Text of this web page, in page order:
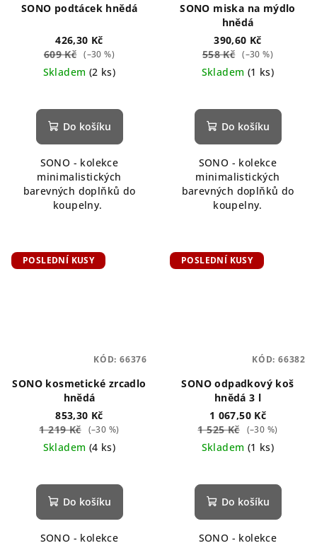
SONO podtácek hnědá
426,30 Kč
609 Kč (–30 %)
Skladem (2 ks)
Do košíku
SONO - kolekce
minimalistických
barevných doplňků do
koupelny.
SONO miska na mýdlo
hnědá
390,60 Kč
558 Kč (–30 %)
Skladem (1 ks)
Do košíku
SONO - kolekce
minimalistických
barevných doplňků do
koupelny.
POSLEDNÍ KUSY
SONO kosmetické zrcadlo
hnědá
853,30 Kč
1 219 Kč
(–30 %)
Skladem (4 ks)
Do košíku
SONO - kolekce
KÓD: 66376
POSLEDNÍ KUSY
SONO odpadkový koš
hnědá 3 l
1 067,50 Kč
1 525 Kč
(–30 %)
Skladem (1 ks)
Do košíku
SONO - kolekce
KÓD: 66382